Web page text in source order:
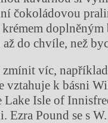
čokoládovou
doplněným
do chvíle, než
víc, například
vztahuje k básni
Lake Isle of
Ezra Pound se s